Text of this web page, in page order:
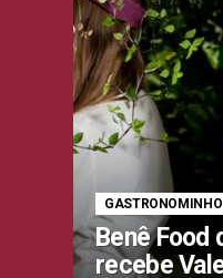
GASTRONOMINHO
Benê Food
recebe